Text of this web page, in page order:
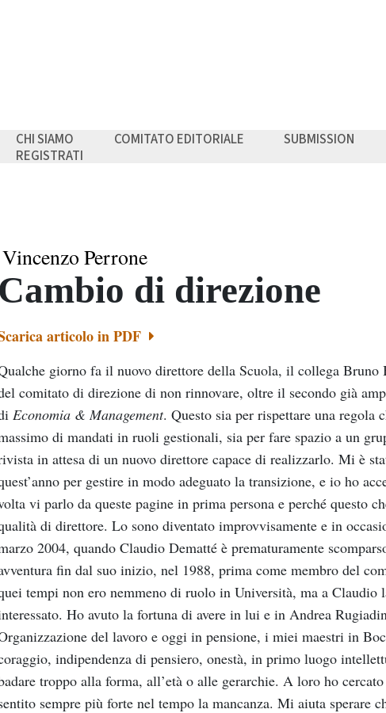
CHI SIAMO COMITATO EDITORIALE SUBMISSION
REGISTRATI
Vincenzo Perrone
Cambio di direzione
articolo in PDF
giorno fa il nuovo direttore della Scuola, il collega Bruno
comitato di direzione di non rinnovare, oltre il secondo già
Economia & Management. Questo sia per rispettare una regola
di mandati in ruoli gestionali, sia per fare spazio a un
in attesa di un nuovo direttore capace di realizzarlo. Mi è st
anno per gestire in modo adeguato la transizione, e io ho
vi parlo da queste pagine in prima persona e perché questo
di direttore. Lo sono diventato improvvisamente e in
2004, quando Claudio Dematté è prematuramente
fin dal suo inizio, nel 1988, prima come membro del
tempi non ero nemmeno di ruolo in Università, ma a Claudio
Ho avuto la fortuna di avere in lui e in Andrea Ru
del lavoro e oggi in pensione, i miei maestri in
indipendenza di pensiero, onestà, in primo luogo
troppo alla forma, all’età o alle gerarchie. A loro ho cercato
sempre più forte nel tempo la mancanza. Mi aiuta sperare